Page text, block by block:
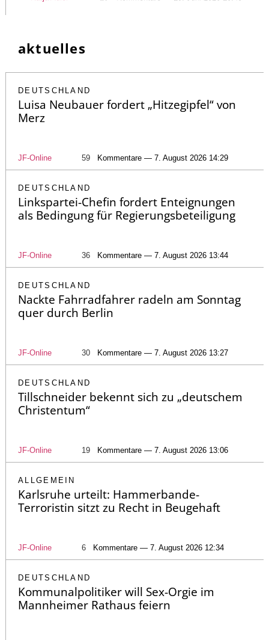
aktuelles
DEUTSCHLAND
Luisa Neubauer fordert „Hitzegipfel“ von
Merz
JF-Online 59 Kommentare — 7. August 2026 14:29
DEUTSCHLAND
Linkspartei-Chefin fordert Enteignungen
als Bedingung für Regierungsbeteiligung
JF-Online 36 Kommentare — 7. August 2026 13:44
DEUTSCHLAND
Nackte Fahrradfahrer radeln am Sonntag
quer durch Berlin
JF-Online 30 Kommentare — 7. August 2026 13:27
DEUTSCHLAND
Tillschneider bekennt sich zu „deutschem
Christentum“
JF-Online 19 Kommentare — 7. August 2026 13:06
ALLGEMEIN
Karlsruhe urteilt: Hammerbande-
Terroristin sitzt zu Recht in Beugehaft
JF-Online 6 Kommentare — 7. August 2026 12:34
DEUTSCHLAND
Kommunalpolitiker will Sex-Orgie im
Mannheimer Rathaus feiern